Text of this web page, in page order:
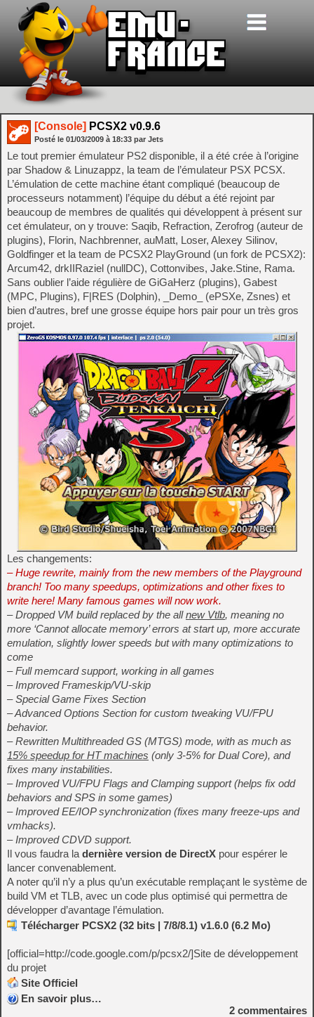
[Console] PCSX2 v0.9.6
Posté le 01/03/2009 à 18:33 par Jets
Le tout premier émulateur PS2 disponible, il a été crée à l’origine
par Shadow & Linuzappz, la team de l’émulateur PSX PCSX.
L’émulation de cette machine étant compliqué (beaucoup de
processeurs notamment) l’équipe du début a été rejoint par
beaucoup de membres de qualités qui développent à présent sur
cet émulateur, on y trouve: Saqib, Refraction, Zerofrog (auteur de
plugins), Florin, Nachbrenner, auMatt, Loser, Alexey Silinov,
Goldfinger et la team de PCSX2 PlayGround (un fork de PCSX2):
Arcum42, drkIIRaziel (nullDC), Cottonvibes, Jake.Stine, Rama.
Sans oublier l’aide régulière de GiGaHerz (plugins), Gabest
(MPC, Plugins), F|RES (Dolphin), _Demo_ (ePSXe, Zsnes) et
bien d’autres, bref une grosse équipe hors pair pour un très gros
projet.
Les changements:
– Huge rewrite, mainly from the new members of the Playground
branch! Too many speedups, optimizations and other fixes to
write here! Many famous games will now work.
– Dropped VM build replaced by the allnew Vtlb, meaning no
more ‘Cannot allocate memory’ errors at start up, more accurate
emulation, slightly lower speeds but with many optimizations to
come
– Full memcard support, working in all games
– Improved Frameskip/VU-skip
– Special Game Fixes Section
– Advanced Options Section for custom tweaking VU/FPU
behavior.
– Rewritten Multithreaded GS (MTGS) mode, with as much as
15% speedup for HT machines (only 3-5% for Dual Core), and
fixes many instabilities.
– Improved VU/FPU Flags and Clamping support (helps fix odd
behaviors and SPS in some games)
– Improved EE/IOP synchronization (fixes many freeze-ups and
vmhacks).
– Improved CDVD support.
Il vous faudra la dernière version de DirectX pour espérer le
lancer convenablement.
A noter qu’il n’y a plus qu’un exécutable remplaçant le système de
build VM et TLB, avec un code plus optimisé qui permettra de
développer d’avantage l’émulation.
Télécharger PCSX2 (32 bits | 7/8/8.1) v1.6.0 (6.2 Mo)
[official=http://code.google.com/p/pcsx2/]Site de développement
du projet
Site Officiel
En savoir plus…
2 commentaires